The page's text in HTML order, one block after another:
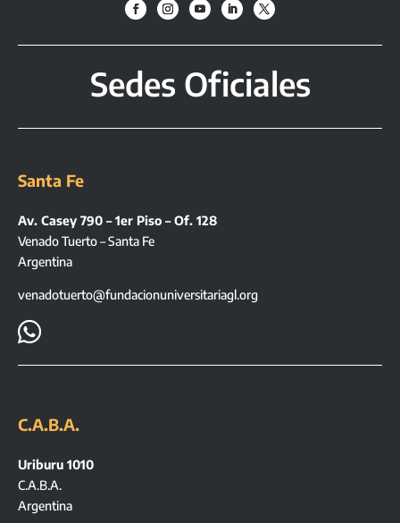
Sedes Oficiales
Santa Fe
Av. Casey 790 – 1er Piso – Of. 128
Venado Tuerto – Santa Fe
Argentina
venadotuerto@fundacionuniversitariagl.org

C.A.B.A.
Uriburu 1010
C.A.B.A.
Argentina